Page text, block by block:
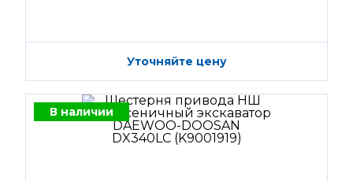
Уточняйте цену
В наличии